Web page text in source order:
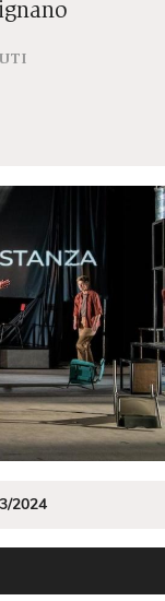
2024